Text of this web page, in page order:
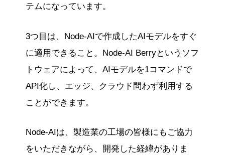
テムになっています。
3つ目は、Node-AIで作成したAIモデルをすぐ
に適用できること。Node-AI Berryというソフ
トウェアによって、AIモデルを1コマンドで
API化し、エッジ、クラウド問わず利用する
ことができます。
Node-AIは、製造業の工場の皆様にもご協力
をいただきながら、開発した経緯がありま